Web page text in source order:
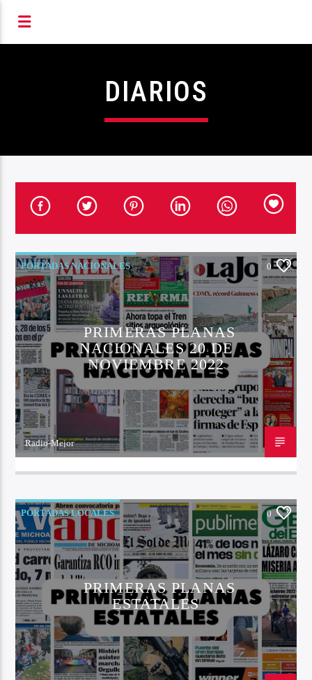
RADIOFÓNICOS DE
DIARIOS
PORTADAS NACIONALES 0
PRIMERAS PLANAS
NACIONALES 20 DE
NOVIEMBRE 2022
Radio-Mejor
PORTADAS LOCALES 0
PRIMERAS PLANAS
ESTATALES